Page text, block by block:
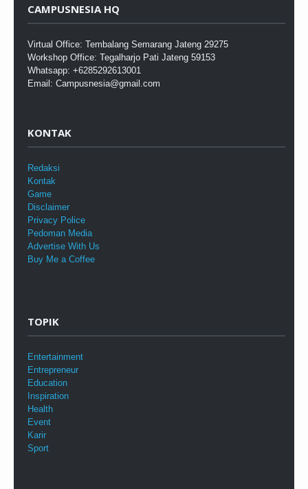
CAMPUSNESIA HQ
Virtual Office: Tembalang Semarang Jateng 29275
Workshop Office: Tegalharjo Pati Jateng 59153
Whatsapp: +6285292613001
Email: Campusnesia@gmail.com
KONTAK
Redaksi
Kontak
Game
Disclaimer
Privacy Police
Pedoman Media
Advertise With Us
Buy Me a Coffee
TOPIK
Entertainment
Entrepreneur
Education
Inspiration
Health
Event
Karir
Sport